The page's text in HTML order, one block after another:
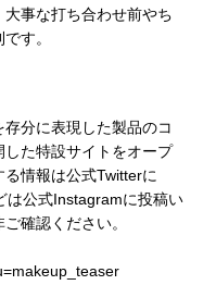
事な打ち合わせ前やち
す。
分に表現した製品のコ
た特設サイトをオープ
情報は公式Twitterに
は公式Instagramに投稿い
確認ください。